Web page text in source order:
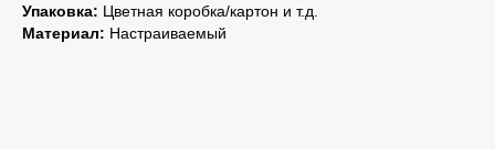
Упаковка: Цветная коробка/картон и т.д.
Материал: Настраиваемый